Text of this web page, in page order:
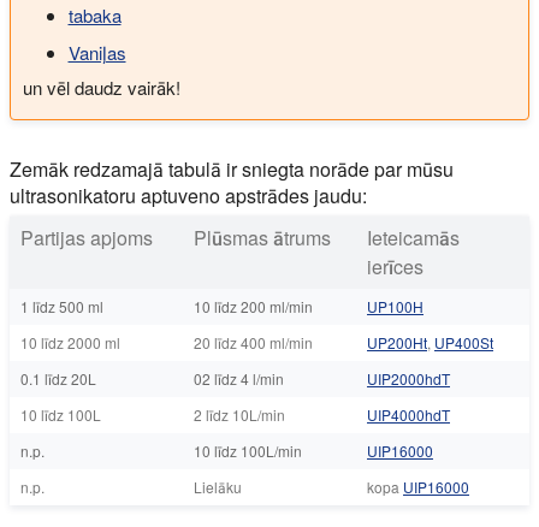
tabaka
Vaniļas
un vēl daudz vairāk!
Zemāk redzamajā tabulā ir sniegta norāde par mūsu
ultrasonikatoru aptuveno apstrādes jaudu:
Partijas apjoms
Plūsmas ātrums
Ieteicamās
ierīces
1 līdz 500 ml 10 līdz 200 ml/min
UP100H
10 līdz 2000 ml
20 līdz 400 ml/min UP200Ht, UP400St
0.1 līdz 20L
02 līdz 4 l/min
UIP2000hdT
10 līdz 100L
2 līdz 10L/min
UIP4000hdT
n.p.
10 līdz 100L/min
UIP16000
n.p.
Lielāku kopa UIP16000